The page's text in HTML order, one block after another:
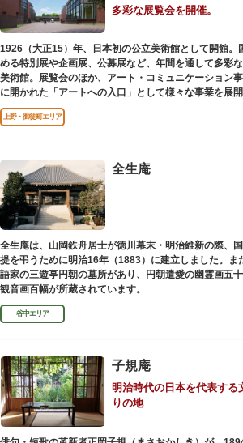
多彩な展覧会を開催。
1926（大正15）年、日本初の公立美術館として開館。
める特別展や企画展、公募展など、年間を通して多彩
美術館。展覧会のほか、アート・コミュニケーション
に開かれた「アートへの入口」として様々な事業を展開
レストランやミュージアムショップも充実。開放的なガ
ンからは、美術館のプロムナードや四季折々の公園の
能です（観覧料は展覧会によって異なります。展覧会
料等の詳細は公式サイトをご確認ください）。
専門のスタッフに子供を預け、ゆっくりと展覧会鑑賞を
ス「パパママデー（事前予約制）」や、個室スペースの
用のお湯のサービスもあるのでファミリーにもおすすめ
レンガ色のタイル張りの建物は、日本のモダニズム建
設計。
屋外には彫刻等の立体作品も展示されています。
上野・御徒町エリア
全生庵
全生庵は、山岡鉄舟居士が徳川幕末・明治維新の際、
提を弔うために明治16年（1883）に建立しました。ま
語家の三遊亭円朝の墓所があり、円朝遣愛の幽霊画五
観音画百幅が所蔵されています。
谷中エリア
子規庵
明治時代の日本を代表す
りの地